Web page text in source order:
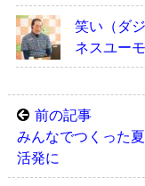
笑い（ダ
ネスユー
前の記事
みんなでつくった
活発に